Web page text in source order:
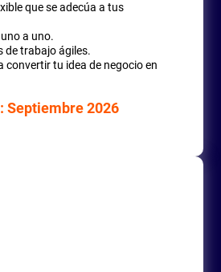
que se adecúa a tus
a uno.
de trabajo ágiles.
convertir tu idea de negocio en
Septiembre 2026